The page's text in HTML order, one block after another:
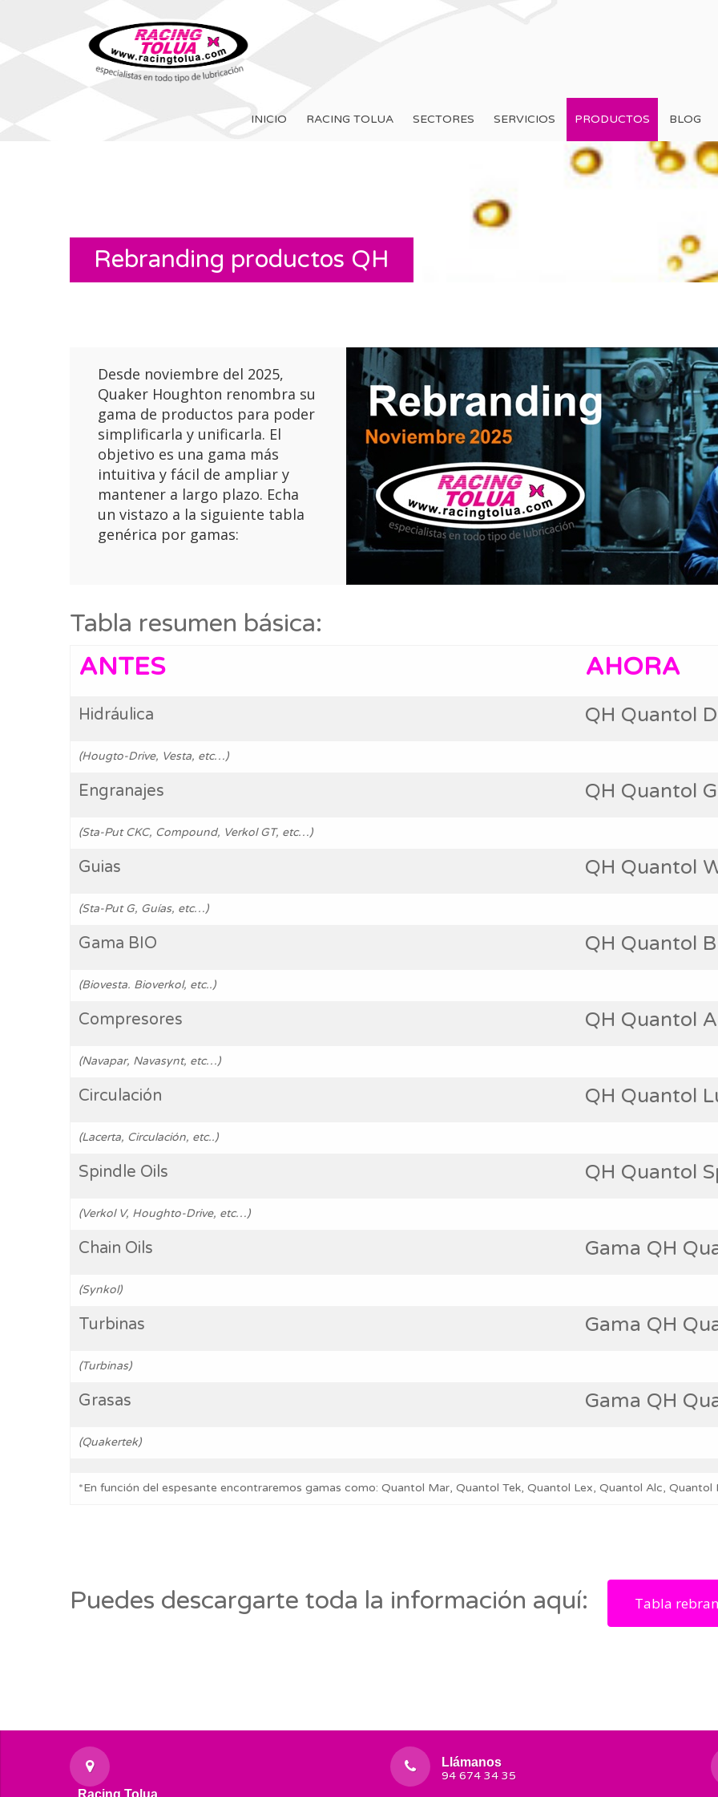
INICIO RACING TOLUA SECTORES SERVICIOS PRODUCTOS BLOG
Rebranding productos QH
Desde noviembre del 2025,
Quaker Houghton renombra su
gama de productos para poder
simplificarla y unificarla. El
objetivo es una gama más
intuitiva y fácil de ampliar y
mantener a largo plazo. Echa
un vistazo a la siguiente tabla
genérica por gamas:
Tabla resumen básica:
ANTES
AHORA
Hidráulica QH Quantol
(Hougto-Drive, Vesta, etc…)
Engranajes QH Quantol
(Sta-Put CKC, Compound, Verkol GT, etc…)
Guias QH Quantol
(Sta-Put G, Guías, etc…)
Gama BIO QH Quantol
(Biovesta. Bioverkol, etc..)
Compresores QH Quantol
(Navapar, Navasynt, etc…)
Circulación QH Quantol
(Lacerta, Circulación, etc..)
Spindle Oils QH Quantol
(Verkol V, Houghto-Drive, etc…)
Chain Oils Gama QH
(Synkol)
Turbinas Gama QH
(Turbinas)
Grasas Gama QH
(Quakertek)
*En función del espesante encontraremos gamas como: Quantol Mar, Quantol Tek, Quantol Lex, Quantol Alc,
Puedes descargarte toda la información aquí: Tabla
Racing Tolua
Llámanos
94 674 34 35